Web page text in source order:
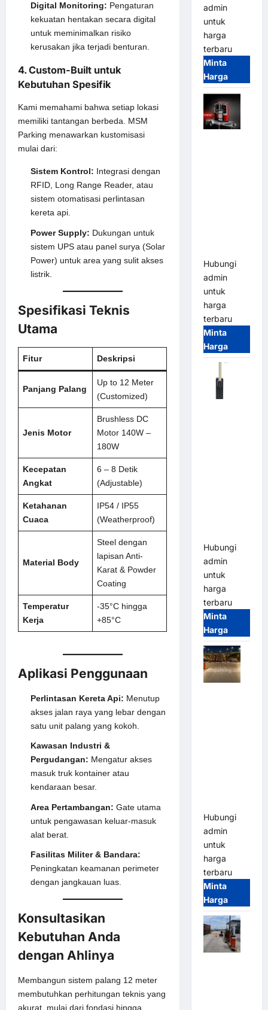
Digital Monitoring: Pengaturan
kekuatan hentakan secara digital
untuk meminimalkan risiko
kerusakan jika terjadi benturan.
4. Custom-Built untuk
Kebutuhan Spesifik
Kami memahami bahwa setiap lokasi
memiliki tantangan berbeda. MSM
Parking menawarkan kustomisasi
mulai dari:
Sistem Kontrol: Integrasi dengan
RFID, Long Range Reader, atau
sistem otomatisasi perlintasan
kereta api.
Power Supply: Dukungan untuk
sistem UPS atau panel surya (Solar
Power) untuk area yang sulit akses
listrik.
Spesifikasi Teknis
Utama
Fitur Deskripsi
Panjang Palang
Up to 12 Meter
(Customized)
Jenis Motor
Brushless DC
Motor 140W –
180W
Kecepatan
Angkat
6 – 8 Detik
(Adjustable)
Ketahanan
Cuaca
IP54 / IP55
(Weatherproof)
Material Body
Steel dengan
lapisan Anti-
Karat & Powder
Coating
Temperatur
Kerja
-35°C hingga
+85°C
Aplikasi Penggunaan
Perlintasan Kereta Api: Menutup
akses jalan raya yang lebar dengan
satu unit palang yang kokoh.
Kawasan Industri &
Pergudangan: Mengatur akses
masuk truk kontainer atau
kendaraan besar.
Area Pertambangan: Gate utama
untuk pengawasan keluar-masuk
alat berat.
Fasilitas Militer & Bandara:
Peningkatan keamanan perimeter
dengan jangkauan luas.
Konsultasikan
Kebutuhan Anda
dengan Ahlinya
Membangun sistem palang 12 meter
membutuhkan perhitungan teknis yang
akurat, mulai dari fondasi hingga
admin
untuk
harga
terbaru
Minta
Harga
Hubungi
admin
untuk
harga
terbaru
Minta
Harga
Hubungi
admin
untuk
harga
terbaru
Minta
Harga
Hubungi
admin
untuk
harga
terbaru
Minta
Harga